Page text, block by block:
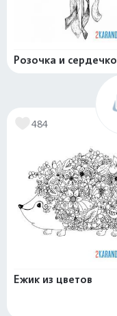
Розочка и сердечко
484
Ежик из цветов